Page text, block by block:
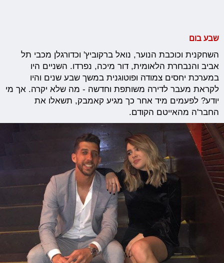
שבע בום
השחקנית וכוכבת הנוער, נואל ברקוביץ' וכדורגלן מכבי תל
אביב והנבחרת הלאומית, דור מיכה, נפרדו. השניים היו
במערכת יחסים צמודה ופוטוגנית במשך שבע שנים והיו
לקראת מעבר לדירה משותפת וחדשה - מה שלא יקרה. אך מי
יודע? לפעמים מיד אחר כך מגיע קאמבק, תשאלו את
החבר'ה מהאייטם הקודם.